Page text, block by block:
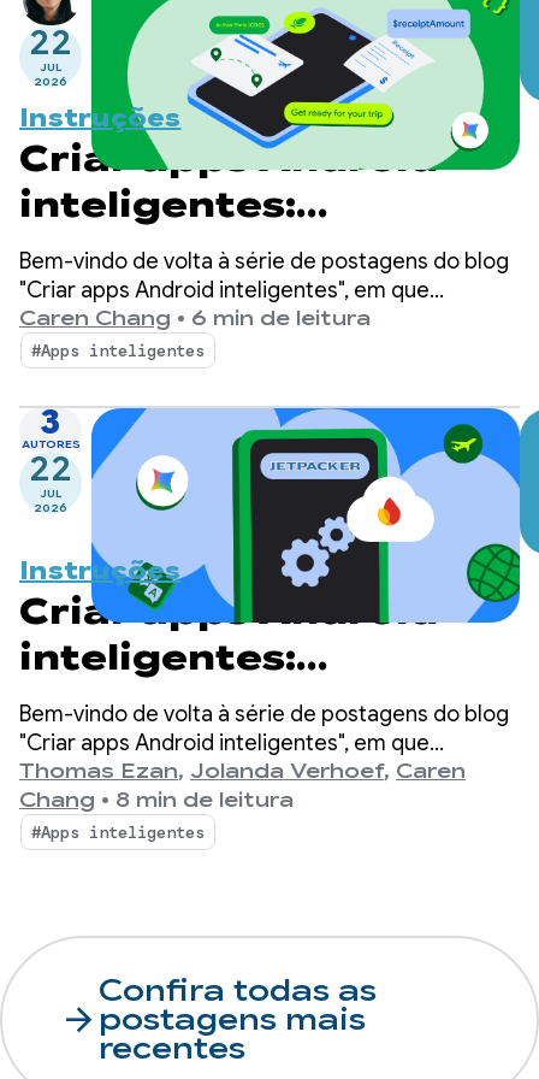
22
JUL
2026
Instruções
Criar apps Android
inteligentes:
inferência no
dispositivo
Bem-vindo de volta à série de postagens do blog
"Criar apps Android inteligentes", em que
pegamos um app Android básico e o
transformamos em uma experiência
personalizada, inteligente e com agentes. Na
postagem anterior, apresentamos o Jetpacker, o
app de demonstração que usaremos nesta série.
Caren Chang • 6 min de leitura
#Apps inteligentes
3
AUTORES
22
JUL
2026
Instruções
Criar apps Android
inteligentes:
inferência híbrida e na
nuvem
Bem-vindo de volta à série de postagens do blog
"Criar apps Android inteligentes", em que
pegamos um app Android básico e o
transformamos em uma experiência
personalizada, inteligente e com agentes.
Thomas Ezan, Jolanda Verhoef, Caren
Chang • 8 min de leitura
#Apps inteligentes
arrow_forward
Confira todas as
postagens mais
recentes